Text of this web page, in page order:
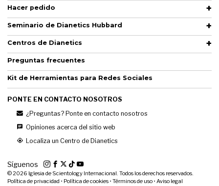
Hacer pedido
Seminario de Dianetics Hubbard
Centros de Dianetics
Preguntas frecuentes
Kit de Herramientas para Redes Sociales
PONTE EN CONTACTO NOSOTROS
¿Preguntas? Ponte en contacto nosotros
Opiniones acerca del sitio web
Localiza un Centro de Dianetics
Síguenos
© 2026 Iglesia de Scientology Internacional. Todos los derechos reservados.
Política de privacidad • Política de cookies • Términos de uso • Aviso legal